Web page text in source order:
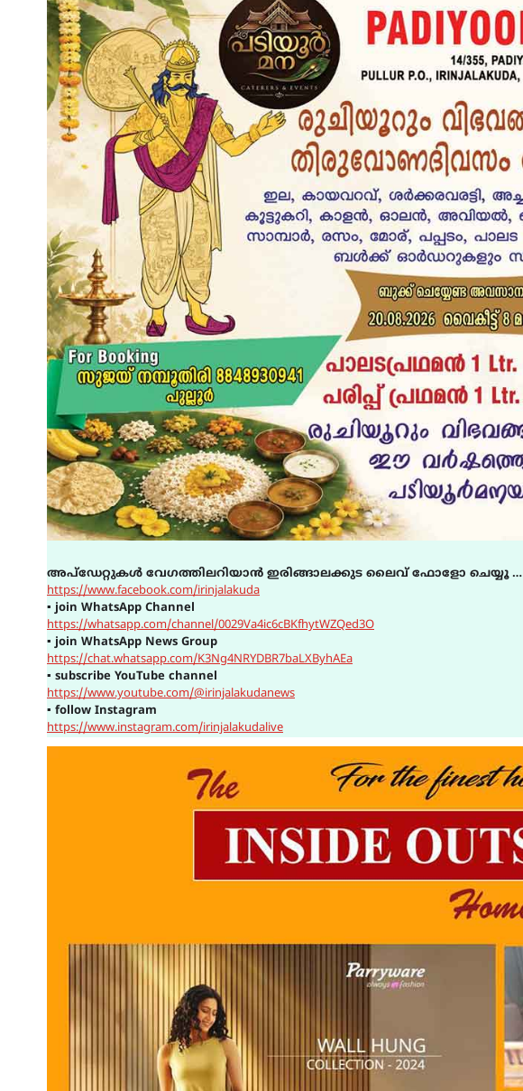
അപ്ഡേറ്റുകൾ വേഗത്തിലറിയാൻ ഇരിങ്ങാലക്കുട ലൈവ് ഫോളോ ചെയ്യൂ …
https://www.facebook.com/irinjalakuda
▪join WhatsApp Channel
https://whatsapp.com/channel/0029Va4ic6cBKfhytWZQed3O
▪join WhatsApp News Group
https://chat.whatsapp.com/K3Ng4NRYDBR7baLXByhAEa
▪ subscribe YouTube channel
https://www.youtube.com/@irinjalakudanews
▪ follow Instagram
https://www.instagram.com/irinjalakudalive